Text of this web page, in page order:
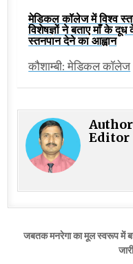
मेडिकल कॉलेज में विश्व
विशेषज्ञों ने बताए माँ के
स्तनपान देने का आह्वान
कौशाम्बी: मेडिकल कॉलेज
Editor
Post
जबतक मनरेगा का मूल स्वरूप में